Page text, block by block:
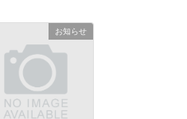
お知らせ